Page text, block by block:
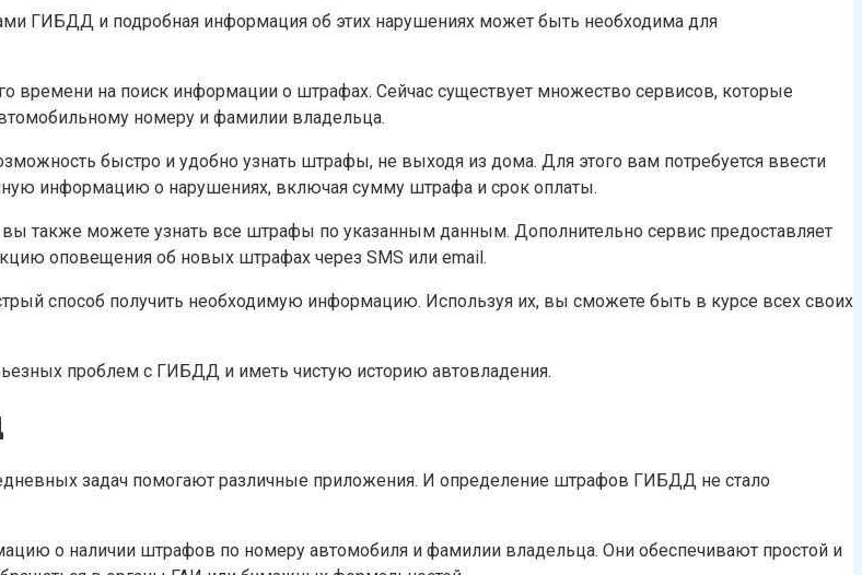
ГИБДД и подробная информация об этих нарушениях может быть необходима для
времени на поиск информации о штрафах. Сейчас существует множество сервисов, которые
номеру и фамилии владельца.
быстро и удобно узнать штрафы, не выходя из дома. Для этого вам потребуется ввести
информацию о нарушениях, включая сумму штрафа и срок оплаты.
можете узнать все штрафы по указанным данным. Дополнительно сервис предоставляет
оповещения об новых штрафах через SMS или email.
способ получить необходимую информацию. Используя их, вы сможете быть в курсе всех своих
проблем с ГИБДД и иметь чистую историю автовладения.
задач помогают различные приложения. И определение штрафов ГИБДД не стало
о наличии штрафов по номеру автомобиля и фамилии владельца. Они обеспечивают простой и